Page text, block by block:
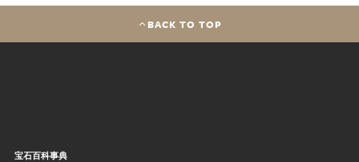
BACK TO TOP
宝石百科事典